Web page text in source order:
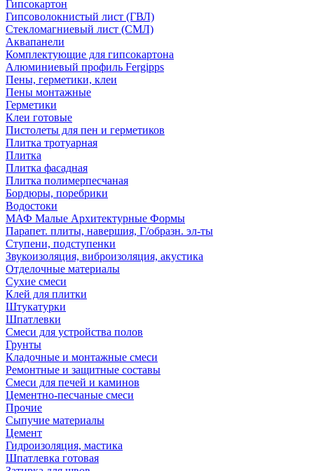
Гипсокартон
Гипсоволокнистый лист (ГВЛ)
Стекломагниевый лист (СМЛ)
Аквапанели
Комплектующие для гипсокартона
Алюминиевый профиль Fergipps
Пены, герметики, клеи
Пены монтажные
Герметики
Клеи готовые
Пистолеты для пен и герметиков
Плитка тротуарная
Плитка
Плитка фасадная
Плитка полимерпесчаная
Бордюры, поребрики
Водостоки
МАФ Малые Архитектурные Формы
Парапет. плиты, навершия, Г/образн. эл-ты
Ступени, подступенки
Звукоизоляция, виброизоляция, акустика
Отделочные материалы
Сухие смеси
Клей для плитки
Штукатурки
Шпатлевки
Смеси для устройства полов
Грунты
Кладочные и монтажные смеси
Ремонтные и защитные составы
Смеси для печей и каминов
Цементно-песчаные смеси
Прочие
Сыпучие материалы
Цемент
Гидроизоляция, мастика
Шпатлевка готовая